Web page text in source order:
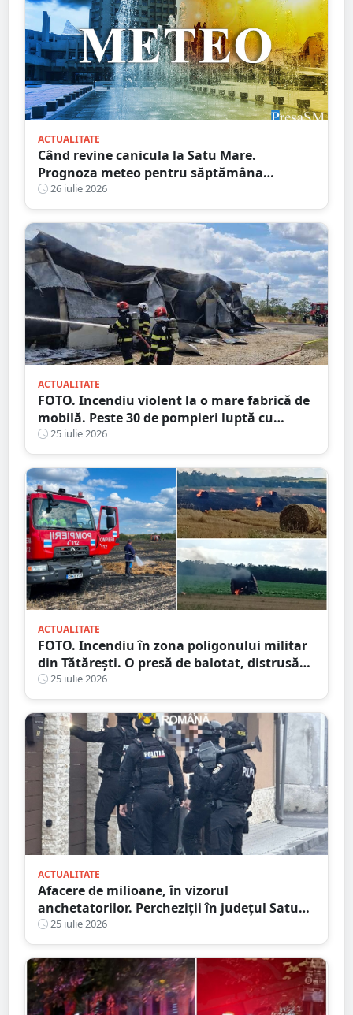
ACTUALITATE
Când revine canicula la Satu Mare.
Prognoza meteo pentru săptămâna
următoare
26 iulie 2026
ACTUALITATE
FOTO. Incendiu violent la o mare fabrică de
mobilă. Peste 30 de pompieri luptă cu
flăcările, județul vecin
25 iulie 2026
ACTUALITATE
FOTO. Incendiu în zona poligonului militar
din Tătărești. O presă de balotat, distrusă
complet! Flăcările s-au extins
25 iulie 2026
ACTUALITATE
Afacere de milioane, în vizorul
anchetatorilor. Percheziții în județul Satu
Mare, mai multe rețineri
25 iulie 2026